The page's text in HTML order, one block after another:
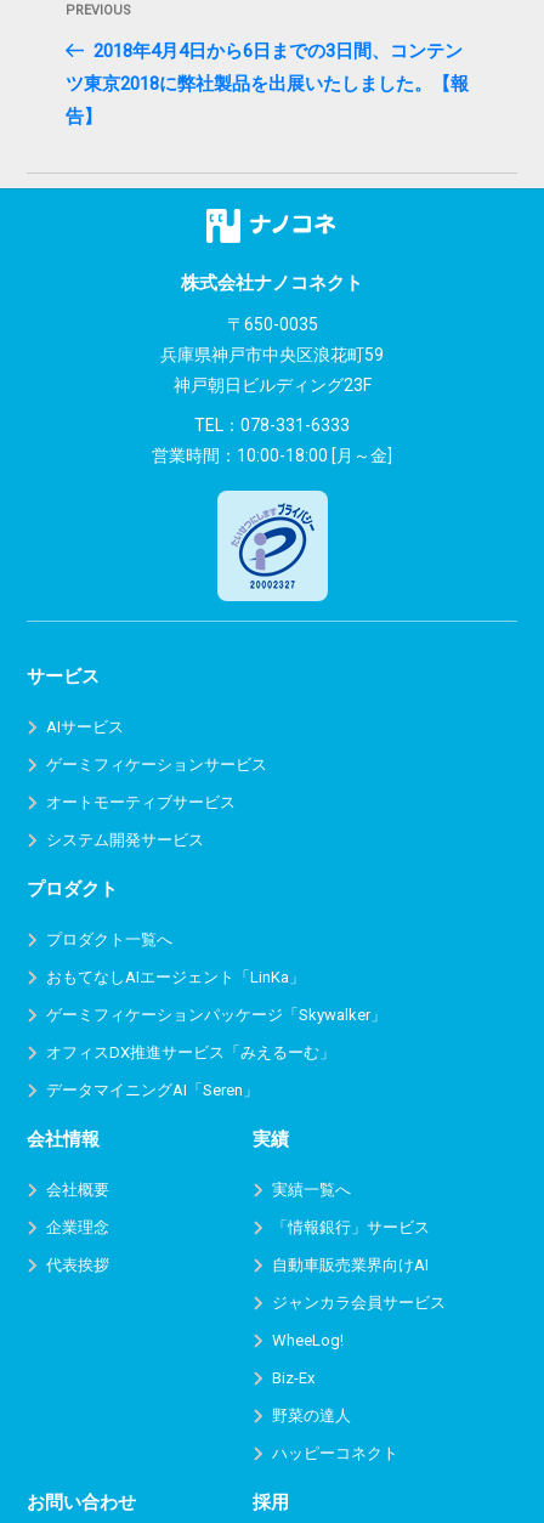
ビ
ゲ
Previous
Post
PREVIOUS
2018年4月4日から6日までの3日間、コンテン
ツ東京2018に弊社製品を出展いたしました。【報
告】
株式会社ナノコネクト
〒650-0035
兵庫県神戸市中央区浪花町59
神戸朝日ビルディング23F
TEL： 078-331-6333
営業時間：10:00-18:00 [月～金]
サービス
AIサービス
ゲーミフィケーションサービス
オートモーティブサービス
システム開発サービス
プロダクト
プロダクト一覧へ
おもてなしAIエージェント「LinKa」
ゲーミフィケーションパッケージ「Skywalker」
オフィスDX推進サービス 「みえるーむ」
データマイニングAI「Seren」
会社情報
会社概要
企業理念
代表挨拶
実績
実績一覧へ
「情報銀行」サービス
自動車販売業界向けAI
ジャンカラ会員サービス
WheeLog!
Biz-Ex
野菜の達人
ハッピーコネクト
お問い合わせ 採用